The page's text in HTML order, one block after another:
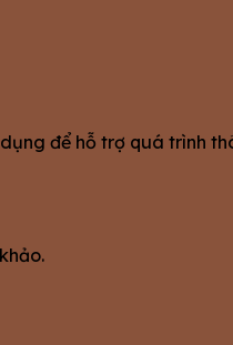
để hỗ trợ quá trình